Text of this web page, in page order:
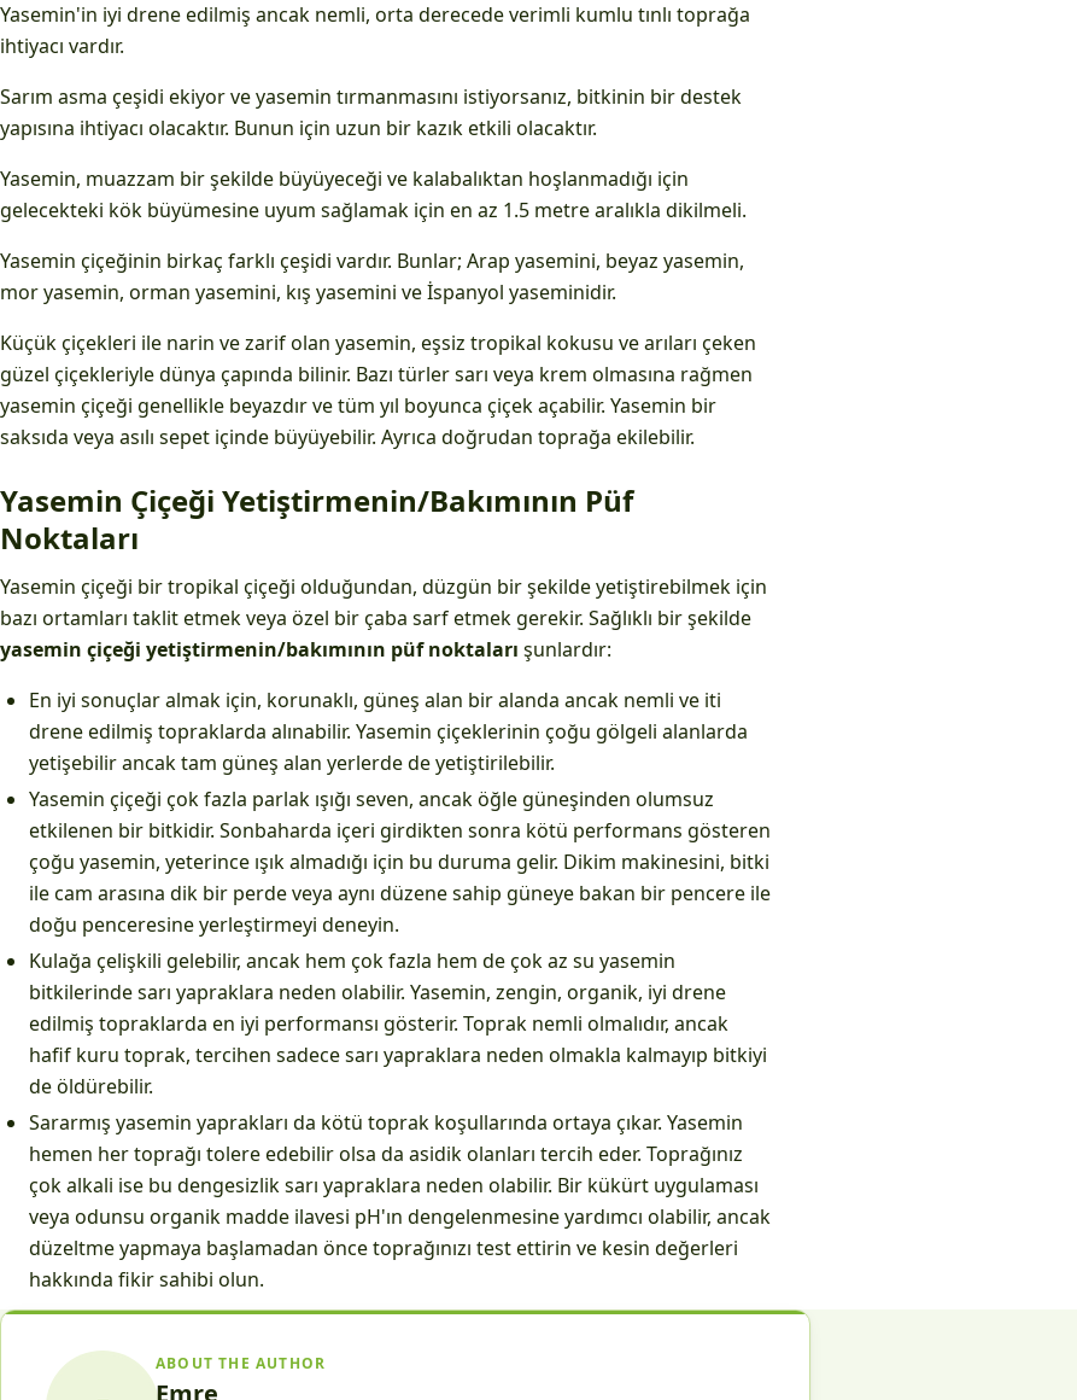
Yasemin'in iyi drene edilmiş ancak nemli, orta derecede verimli kumlu tınlı toprağa
ihtiyacı vardır.
Sarım asma çeşidi ekiyor ve yasemin tırmanmasını istiyorsanız, bitkinin bir destek
yapısına ihtiyacı olacaktır. Bunun için uzun bir kazık etkili olacaktır.
Yasemin, muazzam bir şekilde büyüyeceği ve kalabalıktan hoşlanmadığı için
gelecekteki kök büyümesine uyum sağlamak için en az 1.5 metre aralıkla dikilmeli.
Yasemin çiçeğinin birkaç farklı çeşidi vardır. Bunlar; Arap yasemini, beyaz yasemin,
mor yasemin, orman yasemini, kış yasemini ve İspanyol yaseminidir.
Küçük çiçekleri ile narin ve zarif olan yasemin, eşsiz tropikal kokusu ve arıları çeken
güzel çiçekleriyle dünya çapında bilinir. Bazı türler sarı veya krem ​​olmasına rağmen
yasemin çiçeği genellikle beyazdır ve tüm yıl boyunca çiçek açabilir. Yasemin bir
saksıda veya asılı sepet içinde büyüyebilir. Ayrıca doğrudan toprağa ekilebilir.
Yasemin Çiçeği Yetiştirmenin/Bakımının Püf
Noktaları
Yasemin çiçeği bir tropikal çiçeği olduğundan, düzgün bir şekilde yetiştirebilmek için
bazı ortamları taklit etmek veya özel bir çaba sarf etmek gerekir. Sağlıklı bir şekilde
yasemin çiçeği yetiştirmenin/bakımının püf noktaları şunlardır:
En iyi sonuçlar almak için, korunaklı, güneş alan bir alanda ancak nemli ve iti
drene edilmiş topraklarda alınabilir. Yasemin çiçeklerinin çoğu gölgeli alanlarda
yetişebilir ancak tam güneş alan yerlerde de yetiştirilebilir.
Yasemin çiçeği çok fazla parlak ışığı seven, ancak öğle güneşinden olumsuz
etkilenen bir bitkidir. Sonbaharda içeri girdikten sonra kötü performans gösteren
çoğu yasemin, yeterince ışık almadığı için bu duruma gelir. Dikim makinesini, bitki
ile cam arasına dik bir perde veya aynı düzene sahip güneye bakan bir pencere ile
doğu penceresine yerleştirmeyi deneyin.
Kulağa çelişkili gelebilir, ancak hem çok fazla hem de çok az su yasemin
bitkilerinde sarı yapraklara neden olabilir. Yasemin, zengin, organik, iyi drene
edilmiş topraklarda en iyi performansı gösterir. Toprak nemli olmalıdır, ancak
hafif kuru toprak, tercihen sadece sarı yapraklara neden olmakla kalmayıp bitkiyi
de öldürebilir.
Sararmış yasemin yaprakları da kötü toprak koşullarında ortaya çıkar. Yasemin
hemen her toprağı tolere edebilir olsa da asidik olanları tercih eder. Toprağınız
çok alkali ise bu dengesizlik sarı yapraklara neden olabilir. Bir kükürt uygulaması
veya odunsu organik madde ilavesi pH'ın dengelenmesine yardımcı olabilir, ancak
düzeltme yapmaya başlamadan önce toprağınızı test ettirin ve kesin değerleri
hakkında fikir sahibi olun.
ABOUT THE AUTHOR
Emre